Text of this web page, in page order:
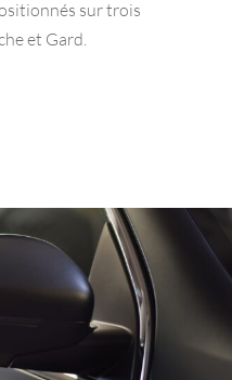
sur trois
et Gard.